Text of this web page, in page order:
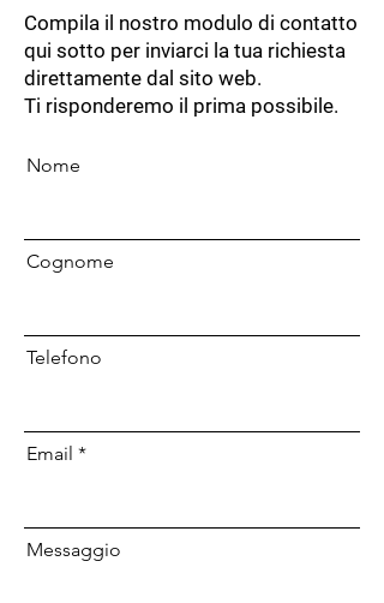
Compila il nostro modulo di contatto
qui sotto per inviarci la tua richiesta
direttamente dal sito web.
Ti risponderemo il prima possibile.
Nome
Cognome
Telefono
Email
Messaggio